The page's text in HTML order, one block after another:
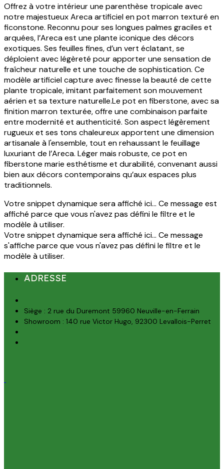
Offrez à votre intérieur une parenthèse tropicale avec
notre majestueux Areca artificiel en pot marron texturé en
ficonstone. Reconnu pour ses longues palmes graciles et
arquées, l’Areca est une plante iconique des décors
exotiques. Ses feuilles fines, d’un vert éclatant, se
déploient avec légèreté pour apporter une sensation de
fraîcheur naturelle et une touche de sophistication. Ce
modèle artificiel capture avec finesse la beauté de cette
plante tropicale, imitant parfaitement son mouvement
aérien et sa texture naturelle.Le pot en fiberstone, avec sa
finition marron texturée, offre une combinaison parfaite
entre modernité et authenticité. Son aspect légèrement
rugueux et ses tons chaleureux apportent une dimension
artisanale à l'ensemble, tout en rehaussant le feuillage
luxuriant de l’Areca. Léger mais robuste, ce pot en
fiberstone marie esthétisme et durabilité, convenant aussi
bien aux décors contemporains qu’aux espaces plus
traditionnels.
Votre snippet dynamique sera affiché ici... Ce message est
affiché parce que vous n'avez pas défini le filtre et le
modèle à utiliser.
Votre snippet dynamique sera affiché ici... Ce message
s'affiche parce que vous n'avez pas défini le filtre et le
modèle à utiliser.
ADRESSE
Siège : 2 rue du Duremont 59960 Neuville-en-Ferrain
Showroom : 140 rue Victor Hugo, 92300 Levallois-Perret